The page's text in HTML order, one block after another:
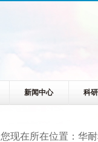
新闻中心 科
您现在所在位置： 华